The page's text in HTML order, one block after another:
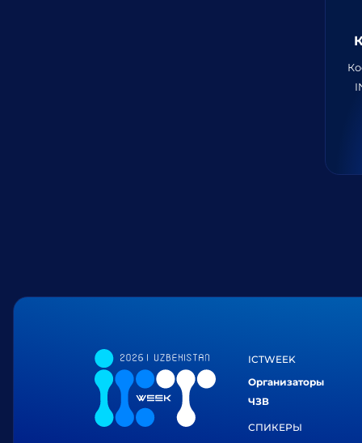
ICTWEEK
Организаторы
ЧЗВ
СПИКЕРЫ